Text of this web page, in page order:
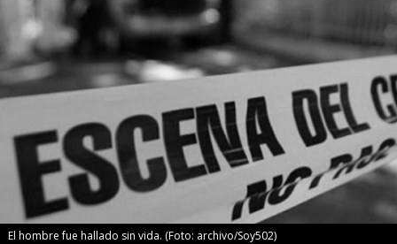
El hombre fue hallado sin vida. (Foto: archivo/Soy502)